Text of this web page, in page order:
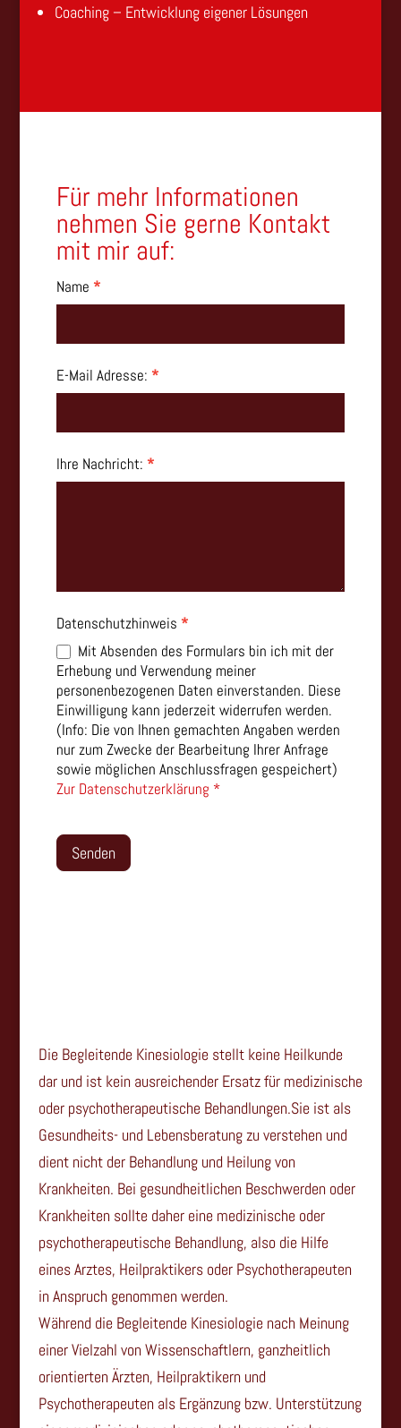
Coaching – Entwicklung eigener Lösungen
Für mehr Informationen
nehmen Sie gerne Kontakt
mit mir auf:
Contact
Name *
E-Mail Adresse: *
Ihre Nachricht: *
Datenschutzhinweis *
Mit Absenden des Formulars bin ich mit der
Erhebung und Verwendung meiner
personenbezogenen Daten einverstanden. Diese
Einwilligung kann jederzeit widerrufen werden.
(Info: Die von Ihnen gemachten Angaben werden
nur zum Zwecke der Bearbeitung Ihrer Anfrage
sowie möglichen Anschlussfragen gespeichert)
Zur Datenschutzerklärung *
Senden
Die Begleitende Kinesiologie stellt keine Heilkunde
dar und ist kein ausreichender Ersatz für medizinische
oder psychotherapeutische Behandlungen.Sie ist als
Gesundheits- und Lebensberatung zu verstehen und
dient nicht der Behandlung und Heilung von
Krankheiten. Bei gesundheitlichen Beschwerden oder
Krankheiten sollte daher eine medizinische oder
psychotherapeutische Behandlung, also die Hilfe
eines Arztes, Heilpraktikers oder Psychotherapeuten
in Anspruch genommen werden.
Während die Begleitende Kinesiologie nach Meinung
einer Vielzahl von Wissenschaftlern, ganzheitlich
orientierten Ärzten, Heilpraktikern und
Psychotherapeuten als Ergänzung bzw. Unterstützung